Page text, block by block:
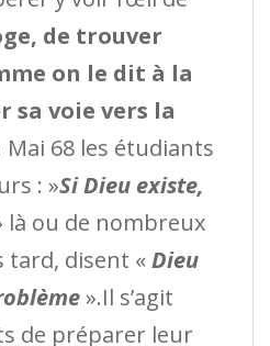
de trouver
on le dit à la
sa voie vers la
Mai 68 les étudiants
: »Si Dieu existe,
là ou de nombreux
tard, disent «Dieu
».Il s’agit
de préparer leur